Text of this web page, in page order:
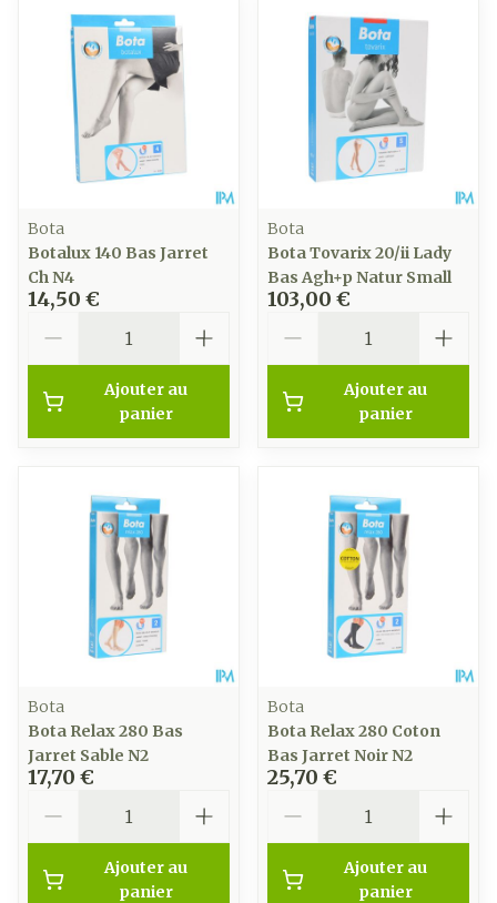
Bota
Botalux 140 Bas Jarret
Ch N4
14,50 €
Ajouter au
panier
Bota
Bota Tovarix 20/ii Lady
Bas Agh+p Natur Small
103,00 €
Ajouter au
panier
Bota
Bota Relax 280 Bas
Jarret Sable N2
17,70 €
Ajouter au
panier
Bota
Bota Relax 280 Coton
Bas Jarret Noir N2
25,70 €
Ajouter au
panier